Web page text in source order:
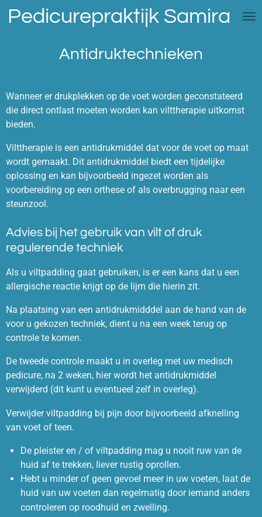
Ga
direct
Pedicurepraktijk Samira
Antidruktechnieken
Wanneer er drukplekken op de voet worden geconstateerd
die direct ontlast moeten worden kan vilttherapie uitkomst
bieden.
Vilttherapie is een antidrukmiddel dat voor de voet op maat
wordt gemaakt. Dit antidrukmiddel biedt een tijdelijke
oplossing en kan bijvoorbeeld ingezet worden als
voorbereiding op een orthese of als overbrugging naar een
steunzool.
Advies bij het gebruik van vilt of druk
regulerende techniek
Als u viltpadding gaat gebruiken, is er een kans dat u een
allergische reactie krijgt op de lijm die hierin zit.
Na plaatsing van een antidrukmidddel aan de hand van de
voor u gekozen techniek, dient u na een week terug op
controle te komen.
De tweede controle maakt u in overleg met uw medisch
pedicure, na 2 weken, hier wordt het antidrukmiddel
verwijderd (dit kunt u eventueel zelf in overleg).
Verwijder viltpadding bij pijn door bijvoorbeeld afknelling
van voet of teen.
De pleister en / of viltpadding mag u nooit ruw van de
huid af te trekken, liever rustig oprollen.
Hebt u minder of geen gevoel meer in uw voeten, laat de
huid van uw voeten dan regelmatig door iemand anders
controleren op roodhuid en zwelling.